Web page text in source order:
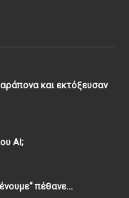
και εκτόξευσαν
ΑΙ;
πέθανε...